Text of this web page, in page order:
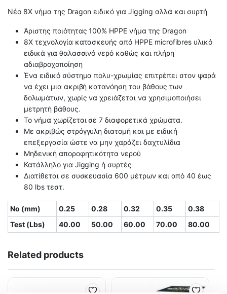
Νέο 8X νήμα της Dragon ειδικό για Jigging αλλά και συρτή
Άριστης ποιότητας 100% HPPE νήμα της Dragon
8X τεχνολογία κατασκευής από HPPE microfibres υλικό
ειδικά για θαλασσινό νερό καθώς και πλήρη
αδιαβροχοποίηση
Ένα ειδικό σύστημα πολυ-χρωμίας επιτρέπει στον ψαρά
να έχει μια ακριβή κατανόηση του βάθους των
δολωμάτων, χωρίς να χρειάζεται να χρησιμοποιήσει
μετρητή βάθους.
Το νήμα χωρίζεται σε 7 διαφορετικά χρώματα.
Με ακριβώς στρόγγυλη διατομή και με ειδική
επεξεργασία ώστε να μην χαράζει δαχτυλίδια
Μηδενική αποροφητικότητα νερού
Κατάλληλο για Jigging ή συρτές
Διατίθεται σε συσκευασία 600 μέτρων και από 40 έως
80 lbs τεστ.
Νο (mm) 0.25 0.28 0.32 0.35
0.38
Test (Lbs)
40.00 50.00 60.00 70.00 80.00
Related products